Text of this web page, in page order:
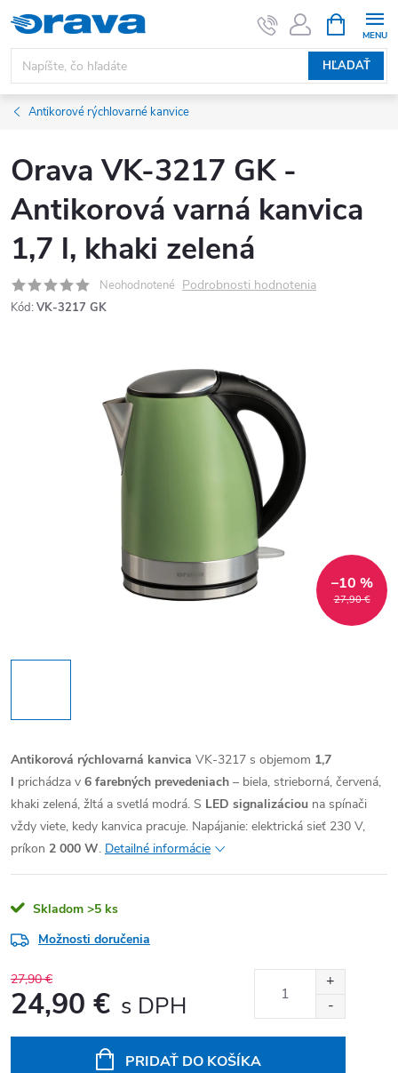
Prejsť na obsah
HĽADAŤ
Antikorové rýchlovarné kanvice
Orava VK-3217 GK -
Antikorová varná kanvica
1,7 l, khaki zelená
Neohodnotené Podrobnosti hodnotenia
Kód: VK-3217 GK
27,90 €
–10 %
Antikorová rýchlovarná kanvica VK-3217 s objemom 1,7
l prichádza v 6 farebných prevedeniach – biela, strieborná, červená,
khaki zelená, žltá a svetlá modrá. S LED signalizáciou na spínači
vždy viete, kedy kanvica pracuje. Napájanie: elektrická sieť 230 V,
príkon 2 000 W. Detailné informácie
Skladom >5 ks
Možnosti doručenia
27,90 €
24,90 €
PRIDAŤ DO KOŠÍKA